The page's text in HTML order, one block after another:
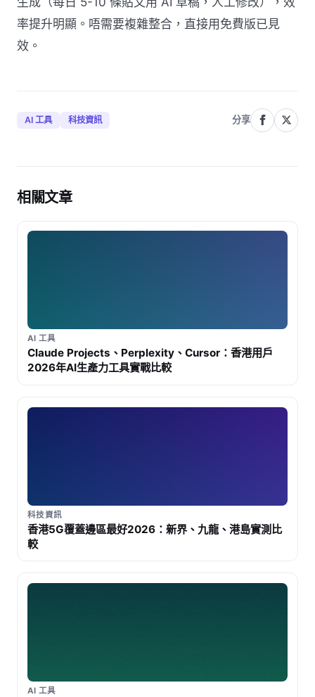
率提升明顯。唔需要複雜整合，直接用免費版已見
效。
AI 工具 科技資訊 分享
相關文章
AI 工具
Claude Projects、Perplexity、Cursor：香港用戶
2026年AI生產力工具實戰比較
科技資訊
香港5G覆蓋邊區最好2026：新界、九龍、港島實測比
較
AI 工具